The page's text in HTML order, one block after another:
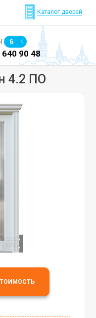
Каталог дверей
6
640 90 48
4.2 ПО